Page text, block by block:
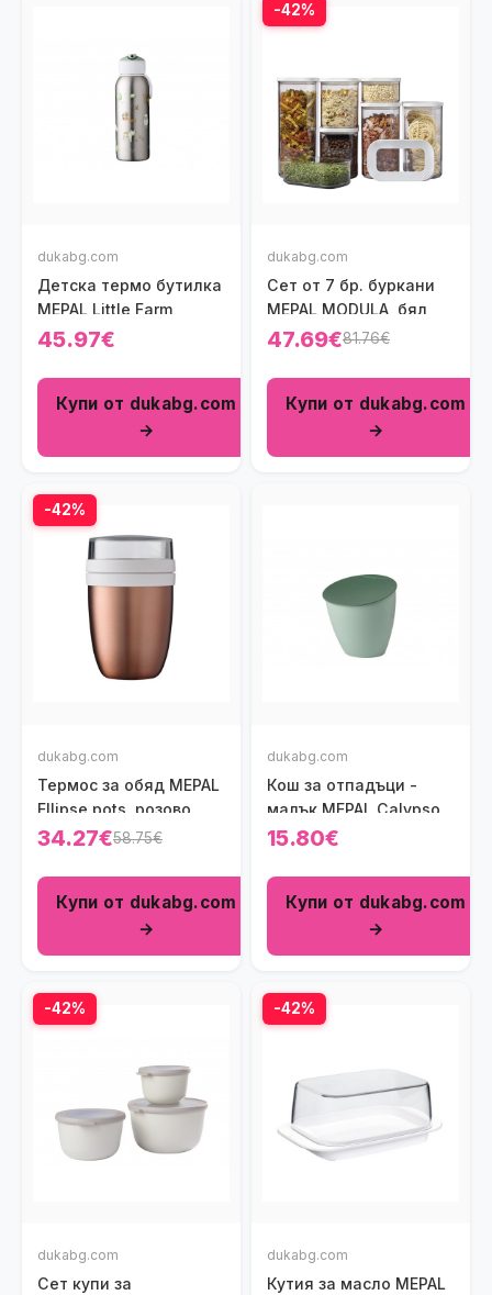
dukabg.com
Детска термо бутилка
MEPAL Little Farm
45.97€
Купи от dukabg.com
→
-42%
dukabg.com
Сет от 7 бр. буркани
MEPAL MODULA, бял
47.69€81.76€
Купи от dukabg.com
→
-42%
dukabg.com
Термос за обяд MEPAL
Ellipse pots, розово
злато
34.27€58.75€
Купи от dukabg.com
→
dukabg.com
Кош за отпадъци -
малък MEPAL Calypso,
северно зелен
15.80€
Купи от dukabg.com
→
-42%
dukabg.com
Сет купи за
-42%
dukabg.com
Кутия за масло MEPAL